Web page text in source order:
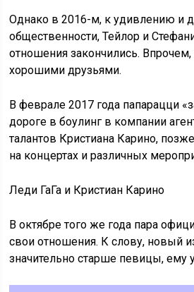
Однако в 2016-м, к удивлению и
общественности, Тейлор и
отношения закончились. Впрочем,
хорошими друзьями.
В феврале 2017 года папарацци
дороге в боулинг в компании
талантов Кристиана Карино,
на концертах и различных
Леди ГаГа и Кристиан Карино
В октябре того же года пара
свои отношения. К слову, новый
значительно старше певицы, ему